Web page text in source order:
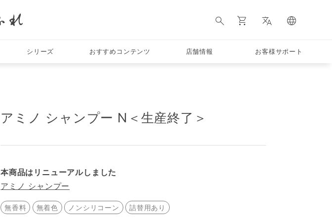
search
シリーズ おすすめコンテンツ 店舗情報 お客様サポート
アミノ シャンプー N＜生産終了＞
本商品はリニューアルしました
アミノ シャンプー
無香料 無着色 ノンシリコーン 詰替用あり